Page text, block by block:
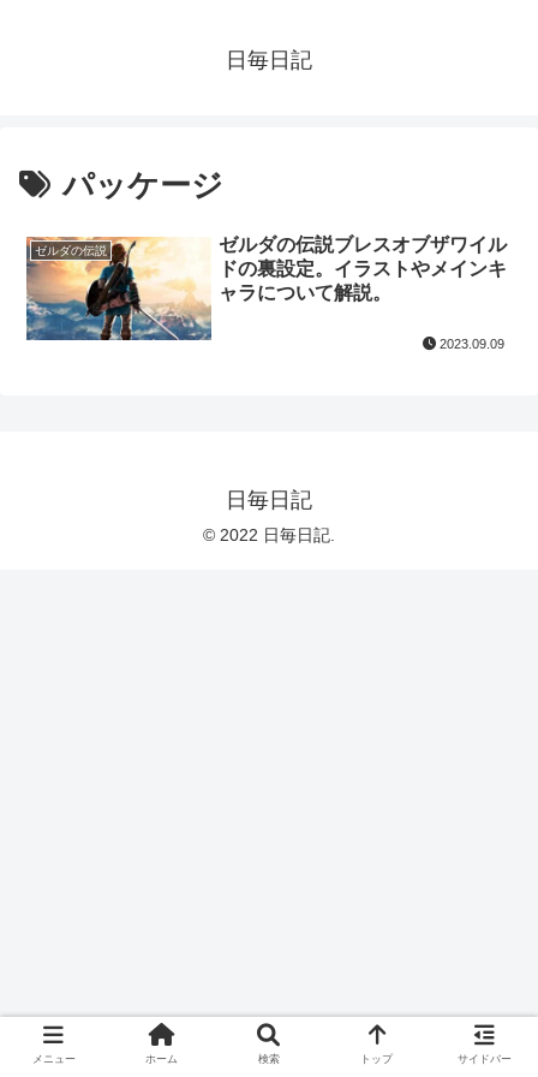
日毎日記
パッケージ
ゼルダの伝説
ゼルダの伝説ブレスオブザワイル
ドの裏設定。イラストやメインキ
ャラについて解説。
2023.09.09
日毎日記
© 2022 日毎日記.
メニュー ホーム 検索 トップ サイドバー